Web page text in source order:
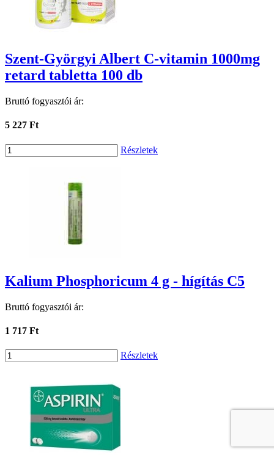
Szent-Györgyi Albert C-vitamin 1000mg
retard tabletta 100 db
Bruttó fogyasztói ár:
5 227 Ft
Részletek
Kalium Phosphoricum 4 g - hígítás C5
Bruttó fogyasztói ár:
1 717 Ft
Részletek